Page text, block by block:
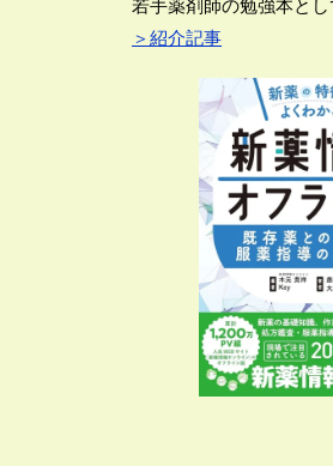
若手薬剤師の勉強本とし
＞紹介記事